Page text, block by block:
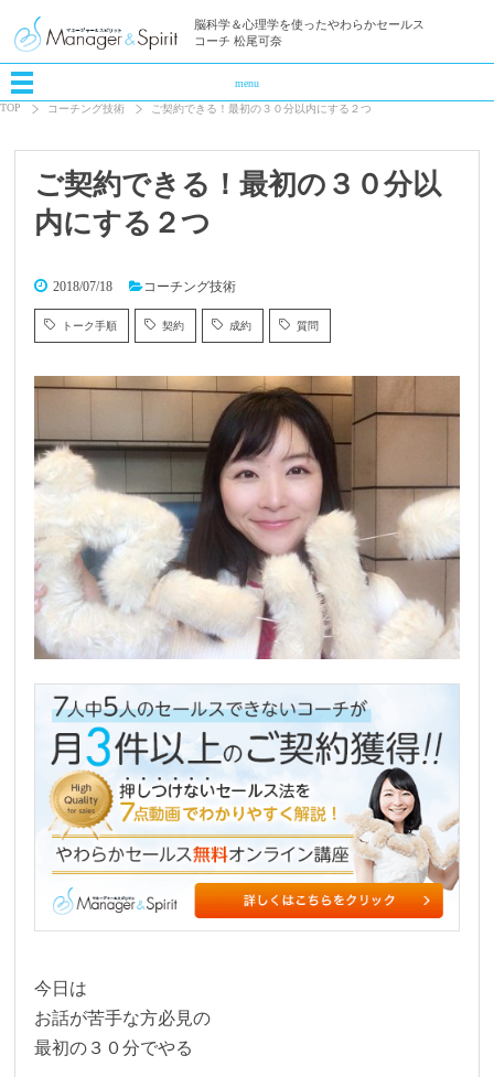
脳科学＆心理学を使ったやわらかセールス
コーチ 松尾可奈
menu
TOP
コーチング技術 ご契約できる！最初の３０分以内にする２つ
ご契約できる！最初の３０分以
内にする２つ
2018/07/18 コーチング技術
トーク手順 契約 成約 質問
今日は
お話が苦手な方必見の
最初の３０分でやる